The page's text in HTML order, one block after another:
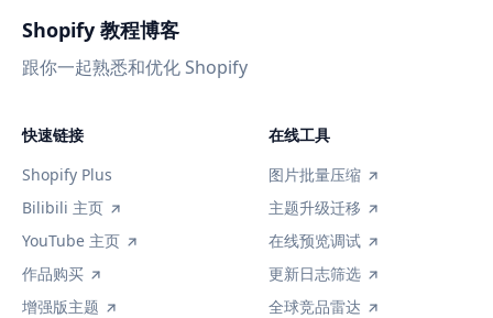
Shopify 教程博客
跟你一起熟悉和优化 Shopify
快速链接
Shopify Plus
Bilibili 主页
YouTube 主页
作品购买
增强版主题
在线工具
图片批量压缩
主题升级迁移
在线预览调试
更新日志筛选
全球竞品雷达